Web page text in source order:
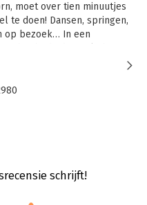
moet over tien minuutjes
te doen! Dansen, springen,
bezoek… In een
eenhoorn is een
op rijm en heeft de
het slapengaan!
schrijft!